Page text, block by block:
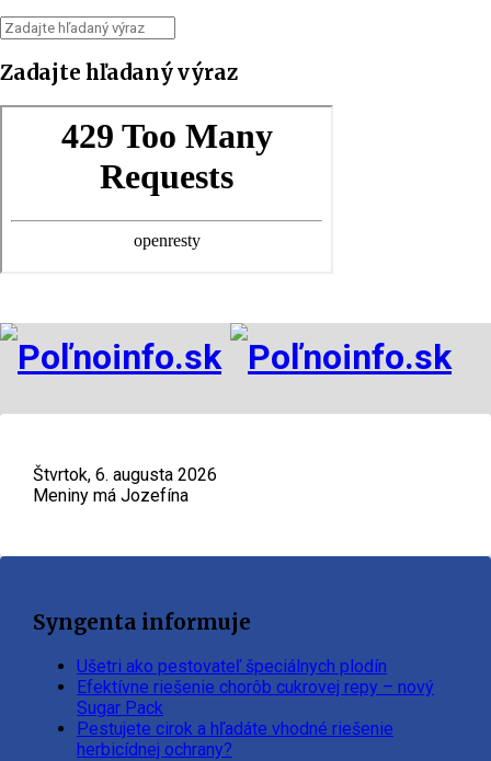
Zadajte hľadaný výraz
Štvrtok, 6. augusta 2026
Meniny má Jozefína
Syngenta informuje
Ušetri ako pestovateľ špeciálnych plodín
Efektívne riešenie chorôb cukrovej repy – nový
Sugar Pack
Pestujete cirok a hľadáte vhodné riešenie
herbicídnej ochrany?